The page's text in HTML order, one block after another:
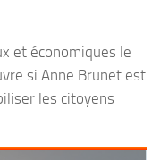
et économiques le
si Anne Brunet est
les citoyens